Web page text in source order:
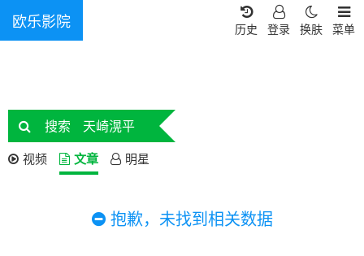
欧乐影院 菜单
换肤
登录
历史
搜索 天崎滉平
视频 文章 明星
抱歉，未找到相关数据